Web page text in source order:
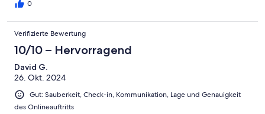
0
Verifizierte Bewertung
10/10 – Hervorragend
David G.
26. Okt. 2024
Gut: Sauberkeit, Check-in, Kommunikation, Lage und Genauigkeit
des Onlineauftritts